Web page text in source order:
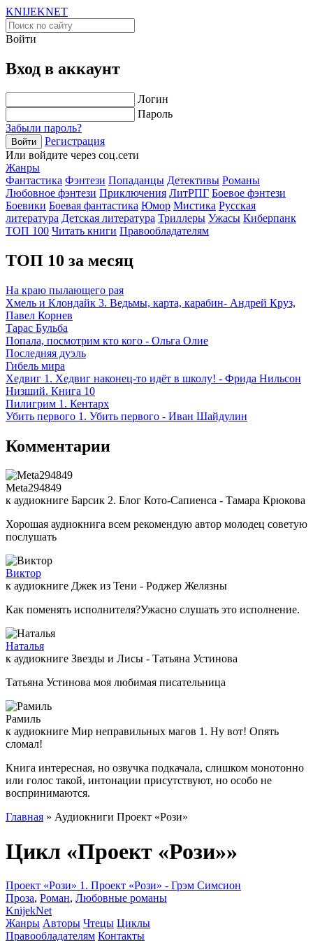
KNIJEKNET
Войти
Вход в аккаунт
Логин
Пароль
Забыли пароль?
Войти
Регистрация
Или войдите через соц.сети
Жанры
Фантастика Фэнтези Попаданцы Детективы Романы
Любовное фэнтези Приключения ЛитРПГ Боевое фэнтези
Боевики Боевая фантастика Юмор Мистика Русская
литература Детская литература Триллеры Ужасы Киберпанк
ТОП 100 Читать книги Правообладателям
ТОП 10 за месяц
На краю пылающего рая
Хмель и Клондайк 3. Ведьмы, карта, карабин- Андрей Круз,
Павел Корнев
Тарас Бульба
Попала, посмотрим кто кого - Ольга Олие
Последняя дуэль
Гибель мира
Хедвиг 1. Хедвиг наконец-то идёт в школу! - Фрида Нильсон
Низший. Книга 10
Пилигрим 1. Кентарх
Убить первого 1. Убить первого - Иван Шайдулин
Комментарии
Meta294849
к аудиокниге Барсик 2. Блог Кото-Сапиенса - Тамара Крюкова
Хорошая аудиокнига всем рекомендую автор молодец советую
послушать
Виктор
к аудиокниге Джек из Тени - Роджер Желязны
Как поменять исполнителя?Ужасно слушать это исполнение.
Наталья
к аудиокниге Звезды и Лисы - Татьяна Устинова
Татьяна Устинова моя любимая писательница
Рамиль
к аудиокниге Мир неправильных магов 1. Ну вот! Опять
сломал!
Книга интересная, но озвучка подкачала, слишком монотонно
или голос такой, интонации присутствуют, но особо не
воспринимаются.
Главная » Аудиокниги Проект «Рози»
Цикл «Проект «Рози»»
Проект «Рози» 1. Проект «Рози» - Грэм Симсион
Проза, Роман, Любовные романы
KnijekNet
Жанры Авторы Чтецы Циклы
Правообладателям Контакты